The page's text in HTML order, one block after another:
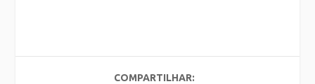
COMPARTILHAR: